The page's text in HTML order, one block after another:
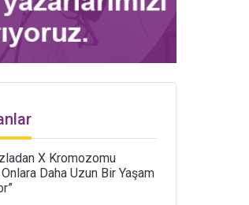
X Kromozomu
Daha Uzun Bir Yaşam